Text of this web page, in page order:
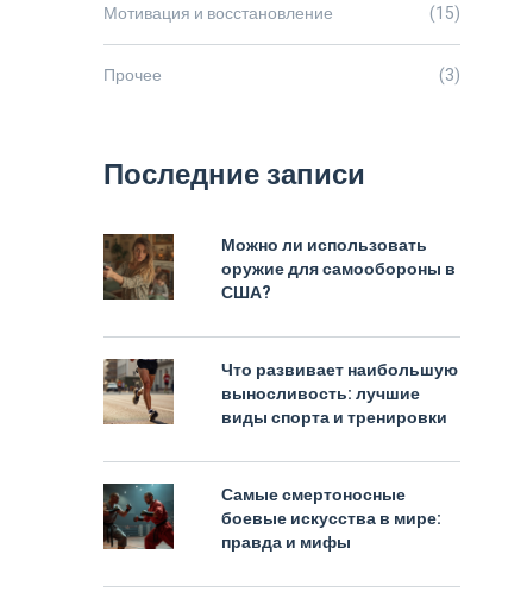
Мотивация и восстановление (15)
Прочее (3)
Последние записи
Можно ли использовать
оружие для самообороны в
США?
Что развивает наибольшую
выносливость: лучшие
виды спорта и тренировки
Самые смертоносные
боевые искусства в мире:
правда и мифы